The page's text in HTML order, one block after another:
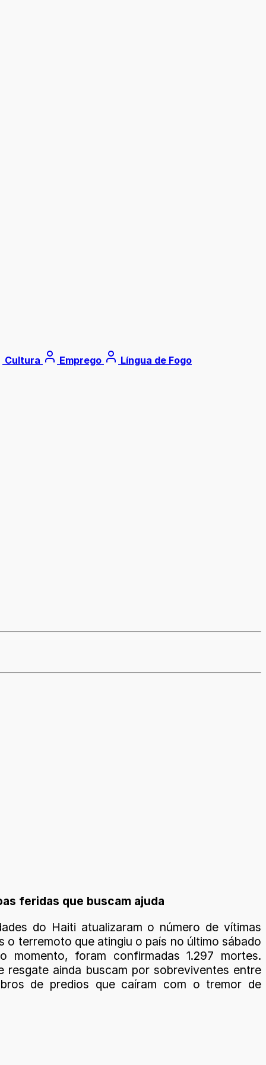
Cultura Emprego Língua de Fogo
feridas que buscam ajuda
do Haiti atualizaram o número de vítimas
o terremoto que atingiu o país no último sábado
momento, foram confirmadas 1.297 mortes.
resgate ainda buscam por sobreviventes entre
de predios que caíram com o tremor de